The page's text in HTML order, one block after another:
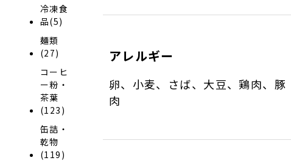
冷凍食
品(5)
麺類
(27)
コーヒ
ー粉・
茶葉
(123)
缶詰・
乾物
(119)
アレルギー
卵、小麦、さば、大豆、鶏肉、豚
肉